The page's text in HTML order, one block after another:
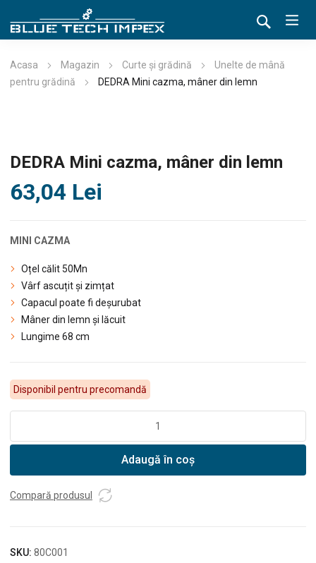
Acasa Magazin Curte și grădină
Unelte de mână
pentru grădină
DEDRA Mini cazma, mâner din lemn
DEDRA Mini cazma, mâner din lemn
63,04 Lei
MINI CAZMA
Oțel călit 50Mn
Vârf ascuțit și zimțat
Capacul poate fi deșurubat
Mâner din lemn și lăcuit
Lungime 68 cm
Disponibil pentru precomandă
Mini
din
Adaugă în coș
Compară produsul
SKU: 80C001